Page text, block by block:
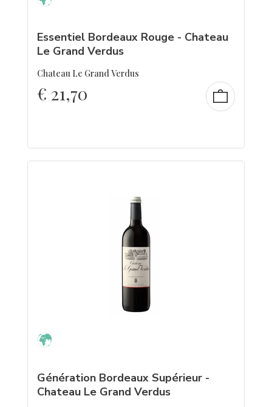
Essentiel Bordeaux Rouge - Chateau
Le Grand Verdus
Chateau Le Grand Verdus
€ 21,70
Génération Bordeaux Supérieur -
Chateau Le Grand Verdus